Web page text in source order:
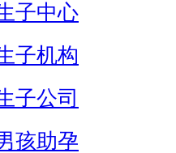
子中心
子机构
子公司
孩助孕